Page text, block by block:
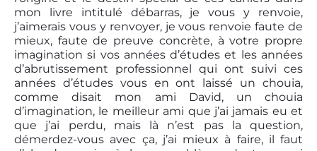
mon livre intitulé débarras, je vous y renvoie,
j’aimerais vous y renvoyer, je vous renvoie faute de
mieux, faute de preuve concrète, à votre propre
imagination si vos années d’études et les années
d’abrutissement professionnel qui ont suivi ces
années d’études vous en ont laissé un chouia,
comme disait mon ami David, un chouia
d’imagination, le meilleur ami que j’ai jamais eu et
que j’ai perdu, mais là n’est pas la question,
démerdez-vous avec ça, j’ai mieux à faire, il faut